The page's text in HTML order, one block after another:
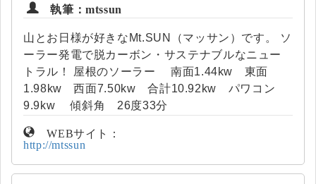
執筆：mtssun
山とお日様が好きなMt.SUN（マッサン）です。 ソ
ーラー発電で脱カーボン・サステナブルなニュー
トラル！ 屋根のソーラー 南面1.44kw 東面
1.98kw 西面7.50kw 合計10.92kw パワコン
9.9kw 傾斜角 26度33分
WEBサイト：
http://mtssun